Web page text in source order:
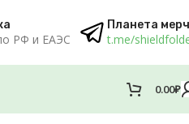
РФ и ЕАЭС
Планета
t.me/
0.00₽